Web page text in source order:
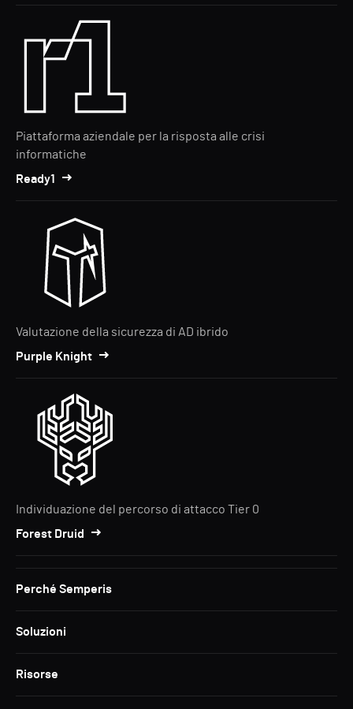
Piattaforma aziendale per la risposta alle crisi
informatiche
Ready1
Valutazione della sicurezza di AD ibrido
Purple Knight
Individuazione del percorso di attacco Tier 0
Forest Druid
Perché Semperis
Soluzioni
Risorse